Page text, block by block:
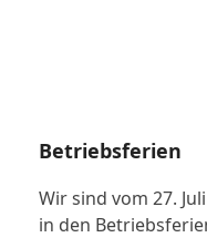
Betriebsferien
Wir sind vom 27.
in den